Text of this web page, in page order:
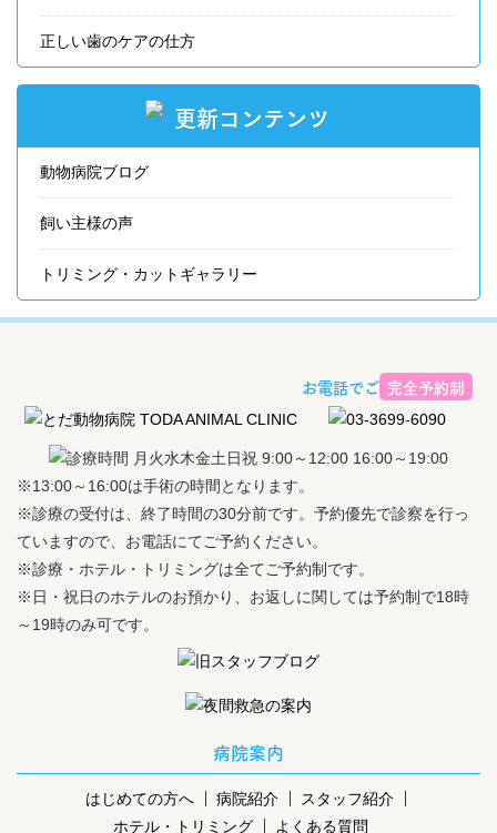
正しい歯のケアの仕方
更新コンテンツ
動物病院ブログ
飼い主様の声
トリミング・カットギャラリー
お電話でご予約ください
完全予約制
※13:00～16:00は手術の時間となります。
※診療の受付は、終了時間の30分前です。予約優先で診察を行っ
ていますので、お電話にてご予約ください。
※診療・ホテル・トリミングは全てご予約制です。
※日・祝日のホテルのお預かり、お返しに関しては予約制で18時
～19時のみ可です。
病院案内
はじめての方へ 病院紹介
スタッフ紹介
ホテル・トリミング
よくある質問